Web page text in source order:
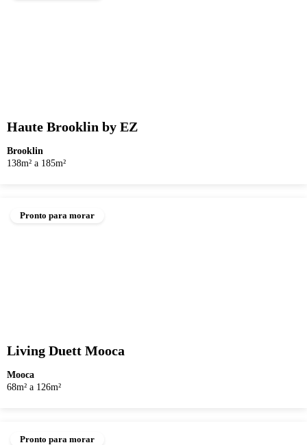
Haute Brooklin by EZ
Brooklin
138m² a 185m²
Pronto para morar
Living Duett Mooca
Mooca
68m² a 126m²
Pronto para morar